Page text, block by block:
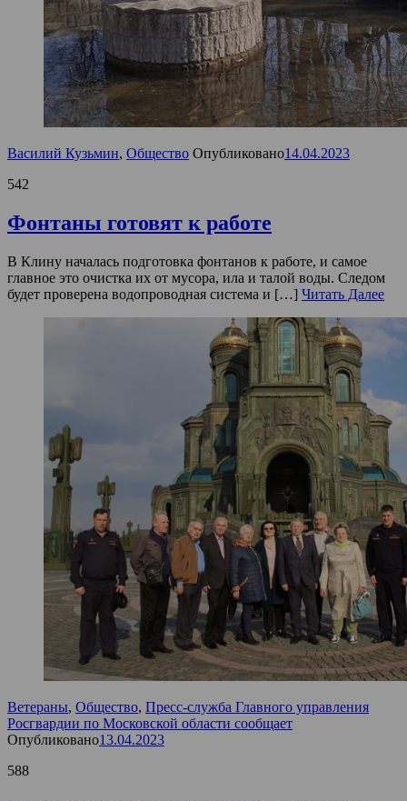
Василий Кузьмин, Общество Опубликовано14.04.2023
542
Фонтаны готовят к работе
В Клину началась подготовка фонтанов к работе, и самое
главное это очистка их от мусора, ила и талой воды. Следом
будет проверена водопроводная система и […] Читать Далее
Ветераны, Общество, Пресс-служба Главного управления
Росгвардии по Московской области сообщает
Опубликовано13.04.2023
588